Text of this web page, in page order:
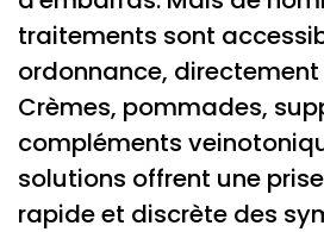
traitements sont
ordonnance,
Crèmes, pommades,
compléments
solutions offrent une
rapide et discrète des